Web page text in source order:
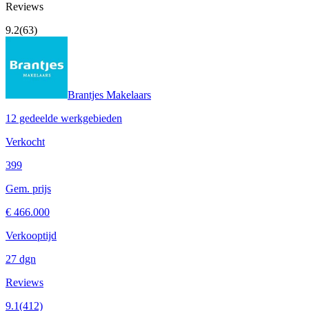
Reviews
9.2(63)
Brantjes Makelaars
12 gedeelde werkgebieden
Verkocht
399
Gem. prijs
€ 466.000
Verkooptijd
27 dgn
Reviews
9.1(412)